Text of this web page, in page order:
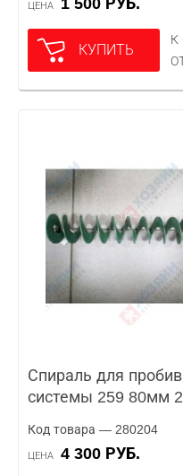
ЦЕНА 1 500 РУБ.
КУПИТЬ
К
Спираль для
системы 259 80мм
Код товара — 280204
ЦЕНА 4 300 РУБ.